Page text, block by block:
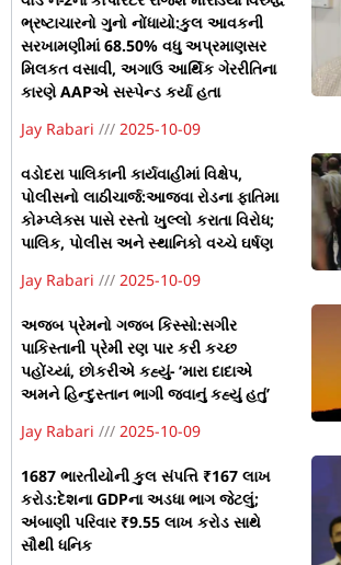
ભ્રષ્ટાચારનો ગુનો નોંધાયો:કુલ આવકની
સરખામણીમાં 68.50% વધુ અપ્રમાણસર
મિલકત વસાવી, અગાઉ આર્થિક ગેરરીતિના
કારણે AAPએ સસ્પેન્ડ કર્યા હતા
Jay Rabari
2025-10-09
વડોદરા પાલિકાની કાર્યવાહીમાં વિક્ષેપ,
પોલીસનો લાઠીચાર્જ:આજવા રોડના ફાતિમા
કોમ્પ્લેક્સ પાસે રસ્તો ખુલ્લો કરાતા વિરોધ;
પાલિક, પોલીસ અને સ્થાનિકો વચ્ચે ઘર્ષણ
Jay Rabari
2025-10-09
અજબ પ્રેમનો ગજબ કિસ્સો:સગીર
પાકિસ્તાની પ્રેમી રણ પાર કરી કચ્છ
પહોંચ્યાં, છોકરીએ કહ્યું- ‘મારા દાદાએ
અમને હિન્દુસ્તાન ભાગી જવાનું કહ્યું હતું’
Jay Rabari
2025-10-09
1687 ભારતીયોની કુલ સંપત્તિ ₹167 લાખ
કરોડ:દેશના GDPના અડધા ભાગ જેટલું;
અંબાણી પરિવાર ₹9.55 લાખ કરોડ સાથે
સૌથી ધનિક